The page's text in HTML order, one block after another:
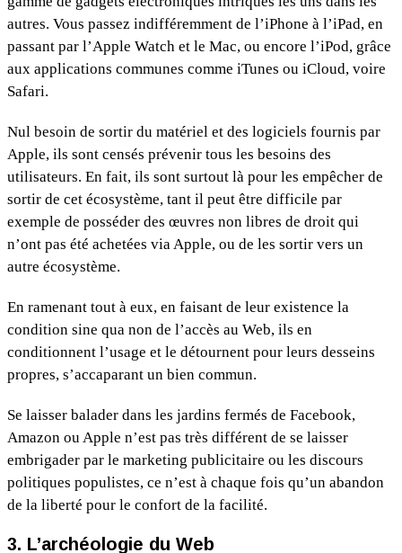
autres. Vous passez indifféremment de l’iPhone à l’iPad, en
passant par l’Apple Watch et le Mac, ou encore l’iPod, grâce
aux applications communes comme iTunes ou iCloud, voire
Safari.
Nul besoin de sortir du matériel et des logiciels fournis par
Apple, ils sont censés prévenir tous les besoins des
utilisateurs. En fait, ils sont surtout là pour les empêcher de
sortir de cet écosystème, tant il peut être difficile par
exemple de posséder des œuvres non libres de droit qui
n’ont pas été achetées via Apple, ou de les sortir vers un
autre écosystème.
En ramenant tout à eux, en faisant de leur existence la
condition sine qua non de l’accès au Web, ils en
conditionnent l’usage et le détournent pour leurs desseins
propres, s’accaparant un bien commun.
Se laisser balader dans les jardins fermés de Facebook,
Amazon ou Apple n’est pas très différent de se laisser
embrigader par le marketing publicitaire ou les discours
politiques populistes, ce n’est à chaque fois qu’un abandon
de la liberté pour le confort de la facilité.
3. L’archéologie du Web